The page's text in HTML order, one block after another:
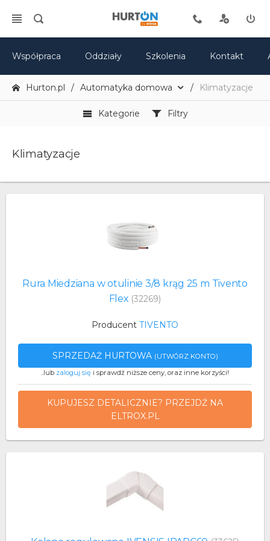
Współpraca Oddziały Szkolenia Kontakt
Hurton.pl Automatyka domowa Klimatyzacje
Kategorie Filtry
Klimatyzacje
Rura Miedziana w otulinie 3/8 krąg 25 m Tivento
Flex (32269)
Producent TIVENTO
SPRZEDAŻ HURTOWA (UTWÓRZ KONTO)
..lub zaloguj się i sprawdź niższe ceny, oraz inne korzyści!
KUPUJESZ DETALICZNIE? PRZEJDŹ NA
ELTROX.PL